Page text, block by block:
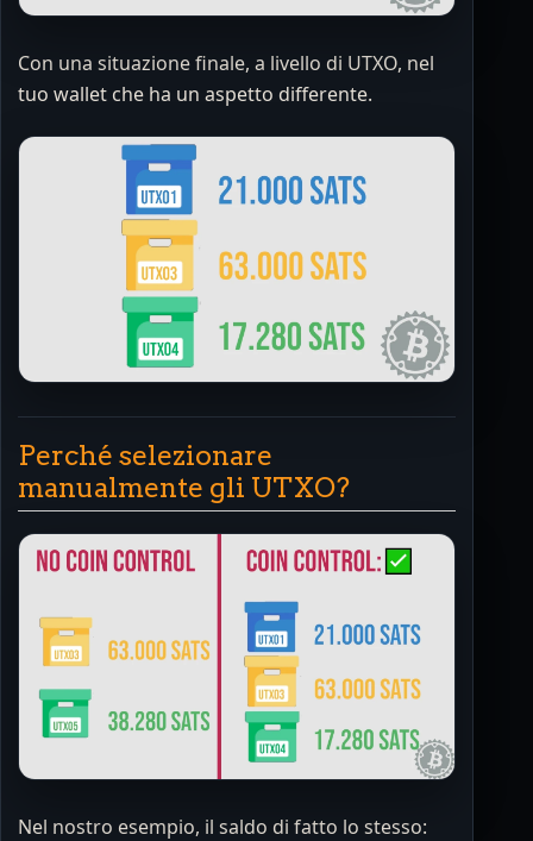
Con una situazione finale, a livello di UTXO, nel
tuo wallet che ha un aspetto differente.
Perché selezionare
manualmente gli UTXO?
Nel nostro esempio, il saldo di fatto lo stesso: